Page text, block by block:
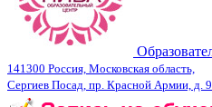
141300 Россия, Московская область,
Сергиев Посад, пр. Красной Армии, д.